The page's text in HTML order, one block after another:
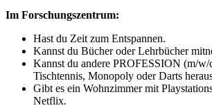
Im Forschungszentrum:
Hast du Zeit zum Entspannen.
Kannst du Bücher oder Lehrbücher
Kannst du andere PROFESSION (m/w/
Tischtennis, Monopoly oder Darts
Gibt es ein Wohnzimmer mit
Netflix.